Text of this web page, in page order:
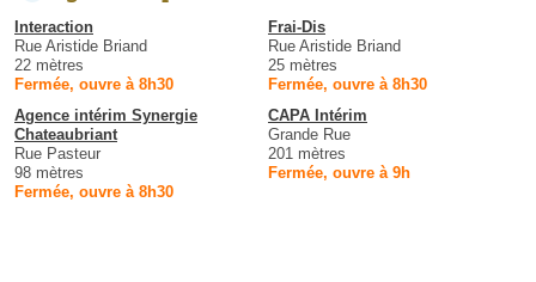
Interaction
Rue Aristide Briand
22 mètres
Fermée, ouvre à 8h30
Frai-Dis
Rue Aristide Briand
25 mètres
Fermée, ouvre à 8h30
Agence intérim Synergie
Chateaubriant
Rue Pasteur
98 mètres
Fermée, ouvre à 8h30
CAPA Intérim
Grande Rue
201 mètres
Fermée, ouvre à 9h